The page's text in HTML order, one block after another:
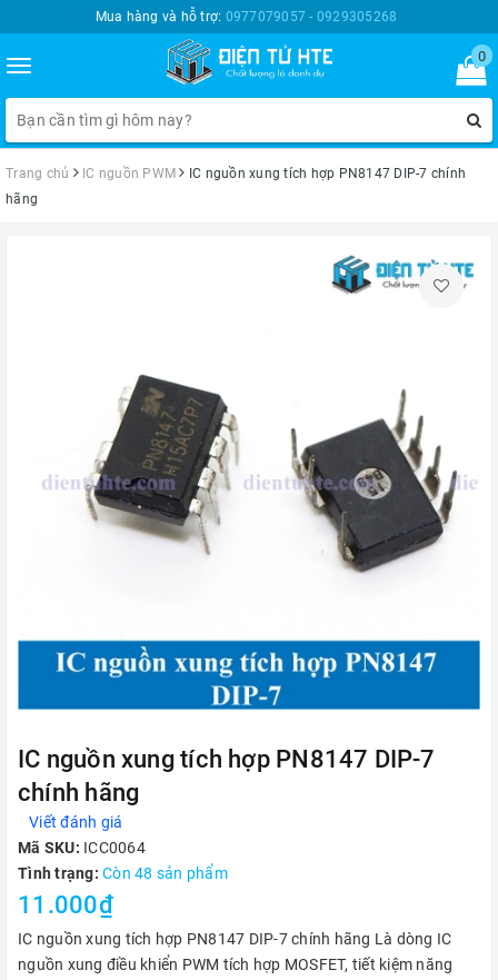
Mua hàng và hỗ trợ: 0977079057 - 0929305268
Toggle
navigation
0
Trang chủ IC nguồn PWM
IC nguồn xung tích hợp PN8147 DIP-7 chính
hãng
IC nguồn xung tích hợp PN8147 DIP-7
chính hãng
Viết đánh giá
Mã SKU: ICC0064
Tình trạng: Còn 48 sản phẩm
11.000₫
IC nguồn xung tích hợp PN8147 DIP-7 chính hãng Là dòng IC
nguồn xung điều khiển PWM tích hợp MOSFET, tiết kiệm năng